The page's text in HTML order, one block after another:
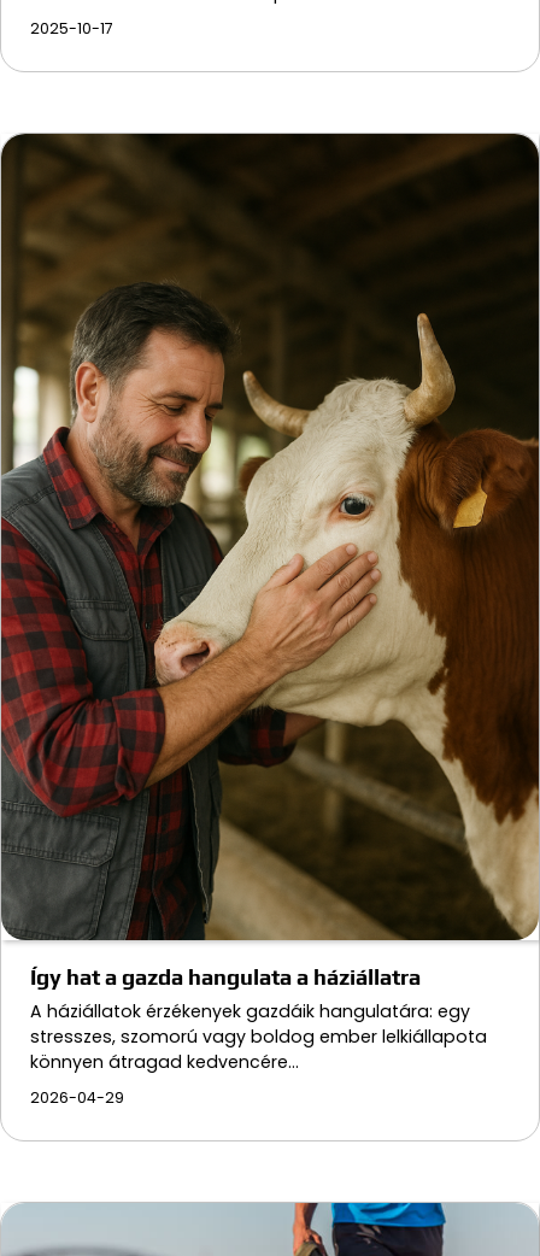
2025-10-17
Így hat a gazda hangulata a háziállatra
A háziállatok érzékenyek gazdáik hangulatára: egy
stresszes, szomorú vagy boldog ember lelkiállapota
könnyen átragad kedvencére…
2026-04-29